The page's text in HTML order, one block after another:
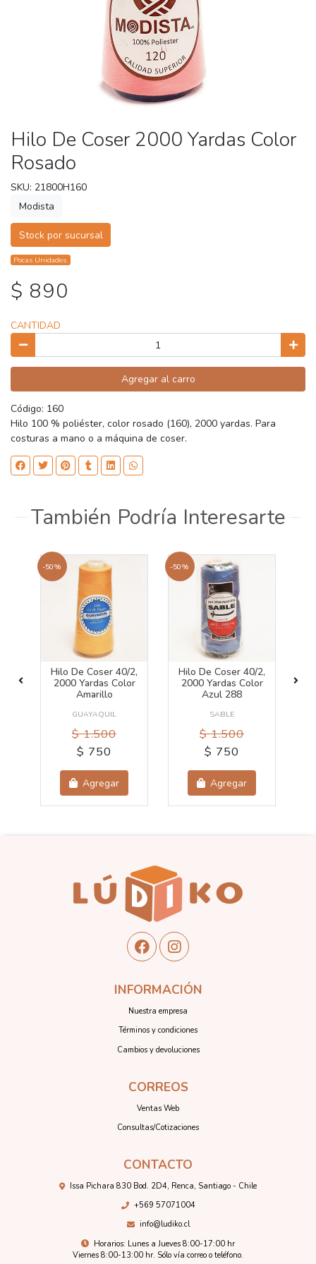
Hilo De Coser 2000 Yardas Color
Rosado
SKU: 21800H160
Modista
Stock por sucursal
Pocas Unidades.
$ 890
CANTIDAD
Agregar al carro
Código: 160
Hilo 100 % poliéster, color rosado (160), 2000 yardas. Para
costuras a mano o a máquina de coser.
También Podría Interesarte
-50%
Hilo De Coser 40/2,
2000 Yardas Color
Amarillo
GUAYAQUIL
$ 1.500
$ 750
Agregar
-50%
Hilo De Coser 40/2,
2000 Yardas Color
Azul 288
SABLE
$ 1.500
$ 750
Agregar
INFORMACIÓN
Nuestra empresa
Términos y condiciones
Cambios y devoluciones
CORREOS
Ventas Web
Consultas/Cotizaciones
CONTACTO
Issa Pichara 830 Bod. 2D4, Renca, Santiago - Chile
+569 57071004
info@ludiko.cl
Horarios: Lunes a Jueves 8:00-17:00 hr
Viernes 8:00-13:00 hr. Sólo vía correo o teléfono.